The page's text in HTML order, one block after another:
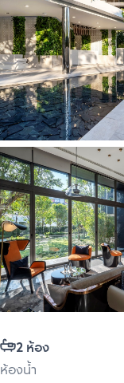
2 ห้อง
ห้องน้ำ
เพิ่มยูนิตเปรียบ
รายการที่ 3